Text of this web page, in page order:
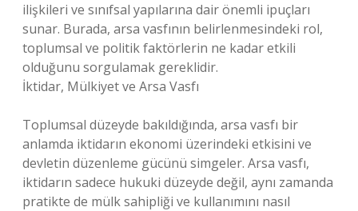
ilişkileri ve sınıfsal yapılarına dair önemli ipuçları
sunar. Burada, arsa vasfının belirlenmesindeki rol,
toplumsal ve politik faktörlerin ne kadar etkili
olduğunu sorgulamak gereklidir.
İktidar, Mülkiyet ve Arsa Vasfı
Toplumsal düzeyde bakıldığında, arsa vasfı bir
anlamda iktidarın ekonomi üzerindeki etkisini ve
devletin düzenleme gücünü simgeler. Arsa vasfı,
iktidarın sadece hukuki düzeyde değil, aynı zamanda
pratikte de mülk sahipliği ve kullanımını nasıl